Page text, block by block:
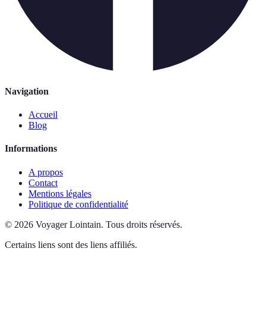
Navigation
Accueil
Blog
Informations
A propos
Contact
Mentions légales
Politique de confidentialité
© 2026 Voyager Lointain. Tous droits réservés.
Certains liens sont des liens affiliés.